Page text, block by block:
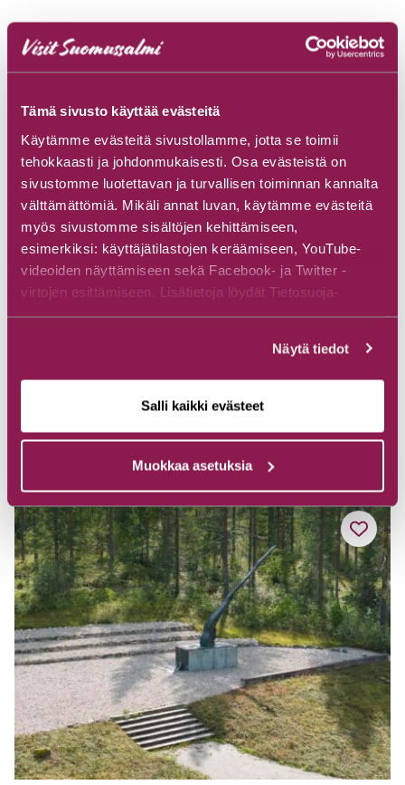
Tämä sivusto käyttää evästeitä
Käytämme evästeitä sivustollamme, jotta se toimii
tehokkaasti ja johdonmukaisesti. Osa evästeistä on
sivustomme luotettavan ja turvallisen toiminnan kannalta
välttämättömiä. Mikäli annat luvan, käytämme evästeitä
myös sivustomme sisältöjen kehittämiseen,
esimerkiksi: käyttäjätilastojen keräämiseen, YouTube-
videoiden näyttämiseen sekä Facebook- ja Twitter -
virtojen esittämiseen. Lisätietoja löydät Tietosuoja-
sivuiltamme.
Näytä tiedot
Salli kaikki evästeet
Muokkaa asetuksia
Veikkolantie 115, 89800 Suomussalmi
Tutustu